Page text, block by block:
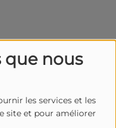
que nous
les services et les
site et pour améliorer